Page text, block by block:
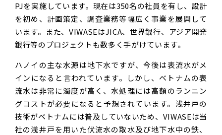
PJを実施しています。現在は350名の社員を有し、設計
を初め、計画策定、調査業務等幅広く事業を展開して
います。また、VIWASEはJICA、世界銀行、アジア開発
銀行等のプロジェクトも数多く手がけています。
ハノイの主な水源は地下水ですが、今後は表流水がメ
インになると言われています。しかし、ベトナムの表
流水は非常に濁度が高く、水処理には高額のランニン
グコストが必要になると予想されています。浅井戸の
技術がベトナムには普及していないため、VIWASEは当
社の浅井戸を用いた伏流水の取水及び地下水中の鉄、